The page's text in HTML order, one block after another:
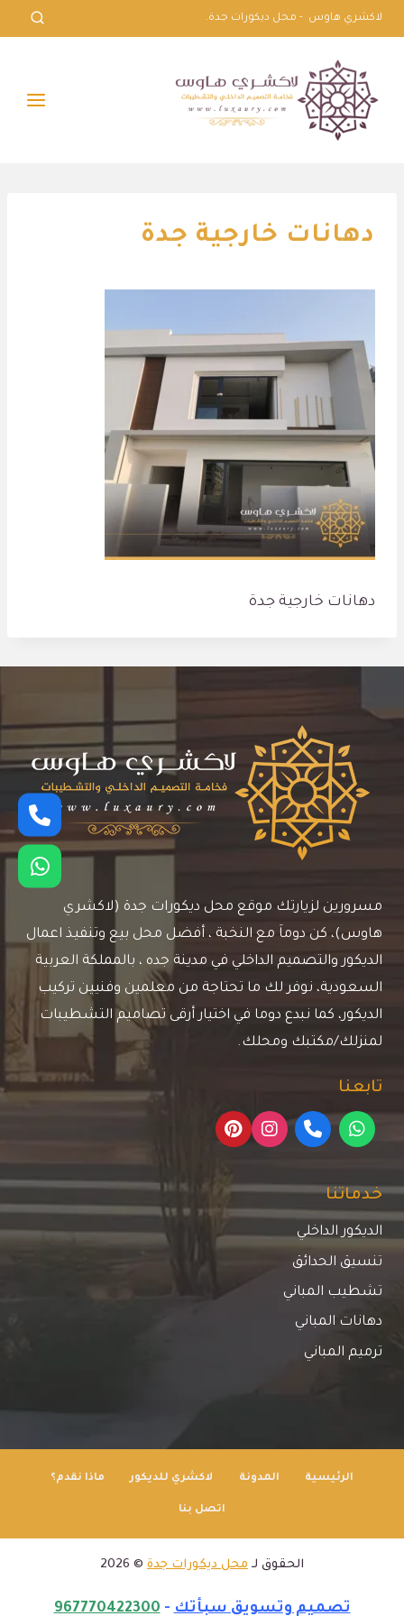
التجاوز
إلى
المحتوى
لاكشري هاوس - محل ديكورات جدة.
دهانات خارجية جدة
دهانات خارجية جدة
مسرورين لزيارتك موقع محل ديكورات جدة (لاكشري
هاوس)، كن دوماَ مع النخبة ، أفضل محل بيع وتنفيذ اعمال
الديكور والتصميم الداخلي في مدينة جده ، بالمملكة العربية
السعودية، نوفر لك ما تحتاجة من معلمين وفنيين تركيب
الديكور، كما نبدع دوما في اختيار أرقى تصاميم التشطيبات
لمنزلك/مكتبك ومحلك.
تابعنا
خدماتنا
الديكور الداخلي
تنسيق الحدائق
تشطيب المباني
دهانات المباني
ترميم المباني
الرئيسية المدونة لاكشري للديكور ماذا نقدم؟
اتصل بنا
الحقوق لـ محل ديكورات جدة © 2026
تصميم وتسويق سبأتك-
967770422300